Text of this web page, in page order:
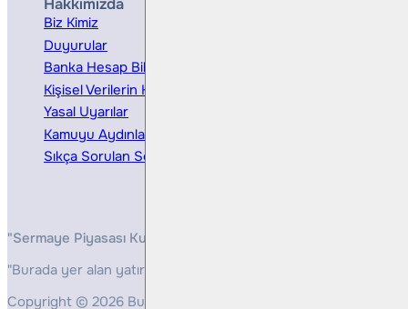
Hakkımızda
Biz Kimiz
Duyurular
Banka Hesap Bilgileri
Kişisel Verilerin Korunması
Yasal Uyarılar
Kamuyu Aydınlatma
Sıkça Sorulan Sorular
"Sermaye Piyasası Kurulunun, Yatırım Hizmetleri ve
"Burada yer alan yatırım bilgi, yorum ve tavsiyeleri yatırım
Copyright © 2026 Bulls Yatırım Menkul Değerler